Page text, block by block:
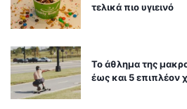
τελικά πιο υγιεινό
Το άθλημα της
έως και 5 επιπλέον